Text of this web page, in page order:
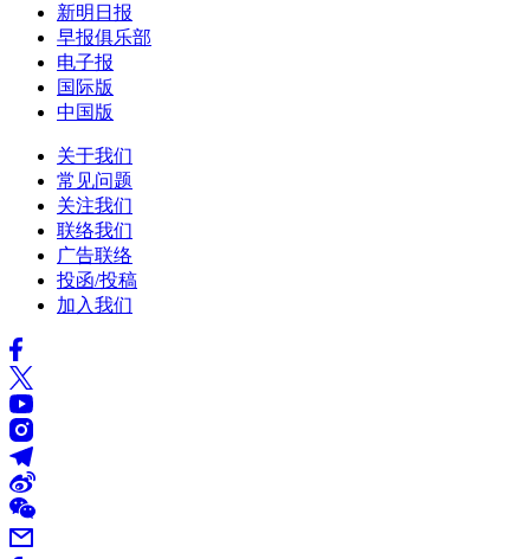
新明日报
早报俱乐部
电子报
国际版
中国版
关于我们
常见问题
关注我们
联络我们
广告联络
投函/投稿
加入我们